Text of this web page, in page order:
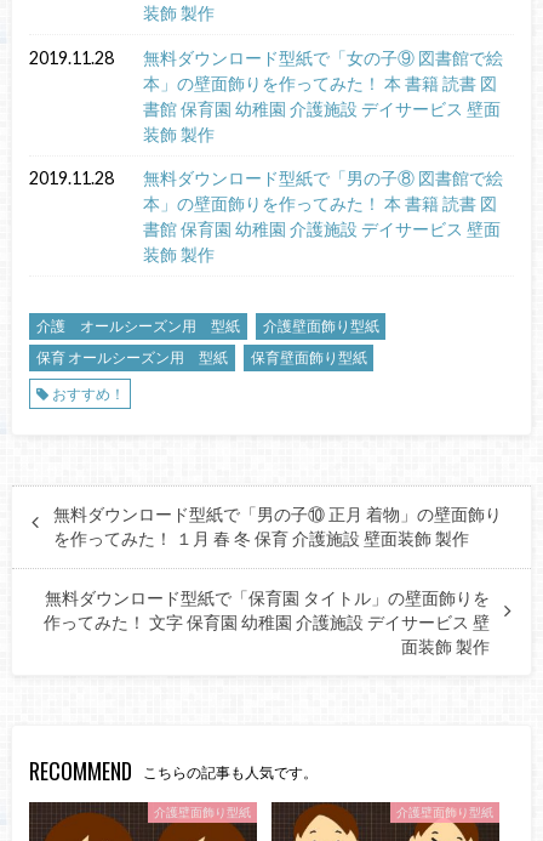
装飾 製作
2019.11.28
無料ダウンロード型紙で「女の子⑨ 図書館で絵
本」の壁面飾りを作ってみた！ 本 書籍 読書 図
書館 保育園 幼稚園 介護施設 デイサービス 壁面
装飾 製作
2019.11.28
無料ダウンロード型紙で「男の子⑧ 図書館で絵
本」の壁面飾りを作ってみた！ 本 書籍 読書 図
書館 保育園 幼稚園 介護施設 デイサービス 壁面
装飾 製作
介護 オールシーズン用 型紙
介護壁面飾り型紙
保育 オールシーズン用 型紙
保育壁面飾り型紙
おすすめ！
無料ダウンロード型紙で「男の子⑩ 正月 着物」の壁面飾り
を作ってみた！ １月 春 冬 保育 介護施設 壁面装飾 製作
無料ダウンロード型紙で「保育園 タイトル」の壁面飾りを
作ってみた！ 文字 保育園 幼稚園 介護施設 デイサービス 壁
面装飾 製作
RECOMMEND こちらの記事も人気です。
介護壁面飾り型紙 介護壁面飾り型紙